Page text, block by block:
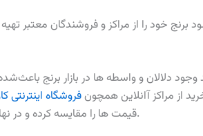
برنج خود را از مراکز و فروشندگان معتبر
دلالان و واسطه ها در بازار برنج
از مراکز آانلاین همچون فروشگاه اینترنتی
قیمت ها را مقایسه کرده و در نهایت بهترین و به صرفه ترین خرید را داشته باشید.